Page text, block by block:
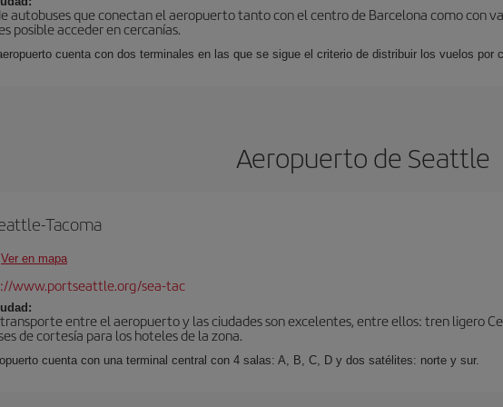
autobuses que conectan el aeropuerto tanto con el centro de Barcelona como con
posible acceder en cercanías.
cuenta con dos terminales en las que se sigue el criterio de distribuir los vuelos
Aeropuerto de Seattle
Tacoma
Ver en mapa
www.portseattle.org/sea-tac
entre el aeropuerto y las ciudades son excelentes, entre ellos: tren ligero
de cortesía para los hoteles de la zona.
cuenta con una terminal central con 4 salas: A, B, C, D y dos satélites: norte y sur.